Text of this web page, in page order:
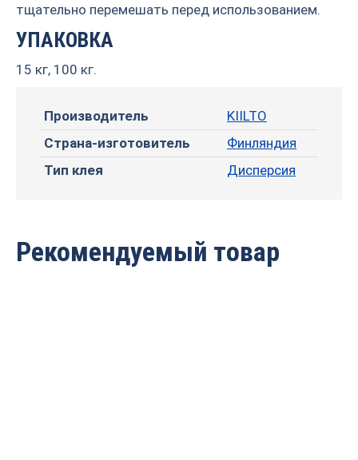
тщательно перемешать перед использованием.
УПАКОВКА
15 кг, 100 кг.
Производитель
KIILTO
Страна-изготовитель
Финляндия
Тип клея
Дисперсия
Рекомендуемый товар